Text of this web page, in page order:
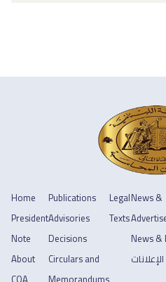
Home
President
Note
About
Publications
Advisories
Decisions
Circulars and
Legal
Texts
News &
News &
الإعلانات